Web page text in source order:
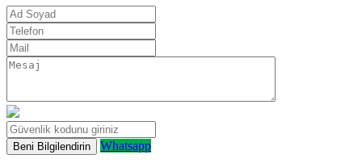
Whatsapp